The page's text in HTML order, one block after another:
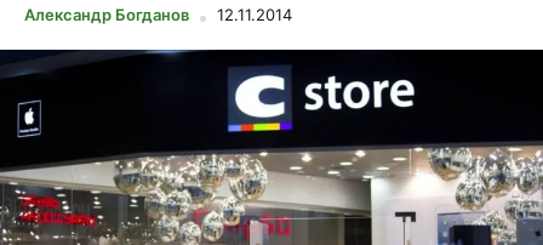
Александр Богданов 12.11.2014